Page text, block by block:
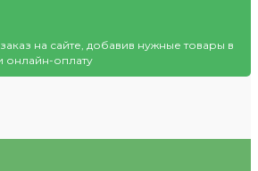
на сайте, добавив нужные товары в
онлайн-оплату